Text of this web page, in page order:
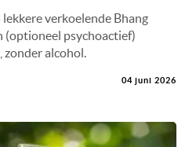
lekkere verkoelende Bhang
(optioneel psychoactief)
zonder alcohol.
04 juni 2026